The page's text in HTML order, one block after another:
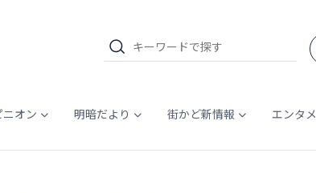
オン 明暗だより 街かど新情報 エンタメ